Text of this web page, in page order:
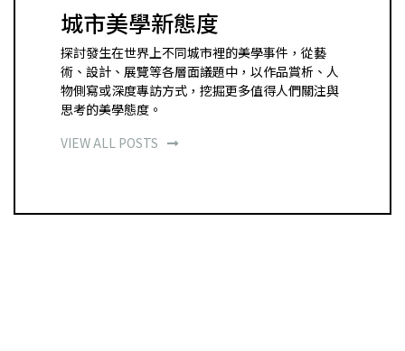
城市美學新態度
探討發生在世界上不同城市裡的美學事件，從藝
術、設計、展覽等各層面議題中，以作品賞析、人
物側寫或深度專訪方式，挖掘更多值得人們關注與
思考的美學態度。
VIEW ALL POSTS